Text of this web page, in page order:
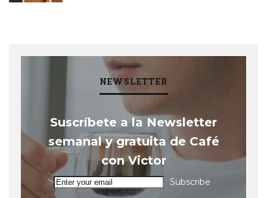
NEWSLETTER
Suscríbete a la Newsletter
semanal y gratuita de Café
con Victor
Subscribe